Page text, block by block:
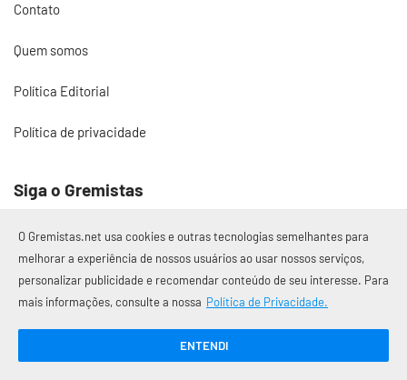
Contato
Quem somos
Política Editorial
Política de privacidade
Siga o Gremistas
© 2017 – 2026 Gremistas.net
Gremistas.net — Porto Alegre/RS
O Gremistas.net usa cookies e outras tecnologias semelhantes para
melhorar a experiência de nossos usuários ao usar nossos serviços,
personalizar publicidade e recomendar conteúdo de seu interesse. Para
mais informações, consulte a nossa Política de Privacidade.
ENTENDI